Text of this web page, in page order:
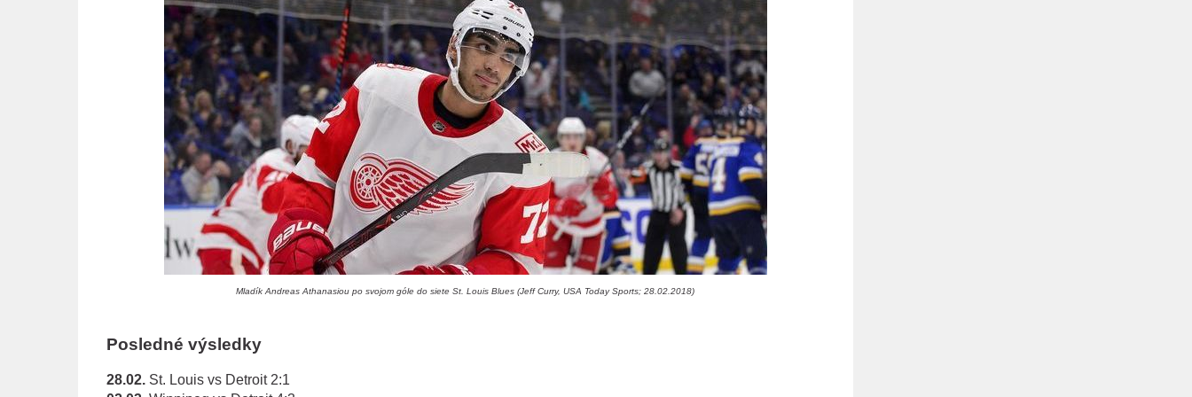
Mladík Andreas Athanasiou po svojom góle do siete St. Louis Blues (Jeff Curry, USA Today Sports; 28.02.2018)
Posledné výsledky
28.02.St. Louis vs Detroit 2:1